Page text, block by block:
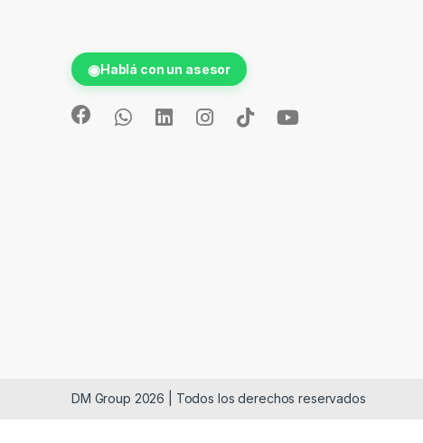
◉Hablá con un asesor
DM Group 2026 | Todos los derechos reservados